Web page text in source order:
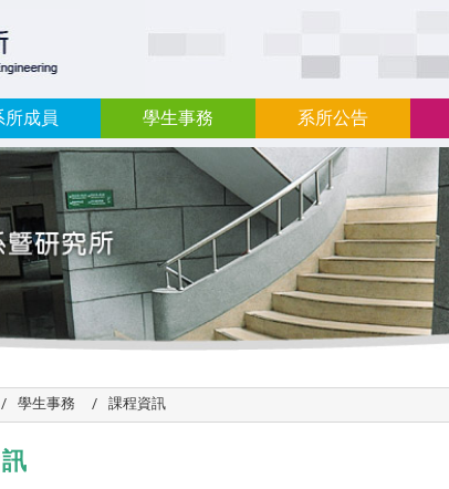
所成員 學生事務 系所公告
學生事務 課程資訊